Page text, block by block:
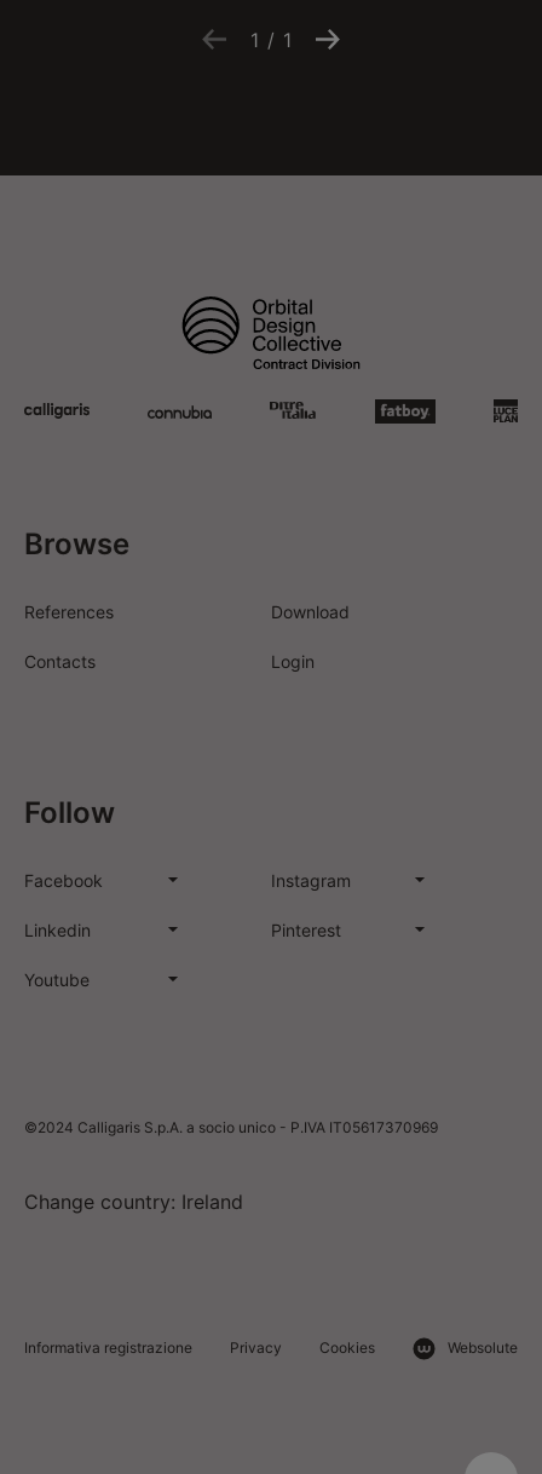
1 / 1
Browse
References Download
Contacts Login
Follow
Facebook Instagram
Linkedin Pinterest
Youtube
©2024 Calligaris S.p.A. a socio unico - P.IVA IT05617370969
Change country: Ireland
Informativa registrazione Privacy Cookies Websolute